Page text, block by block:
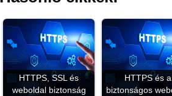
HTTPS, SSL és
weboldal biztonság
HTTPS és a
biztonságos